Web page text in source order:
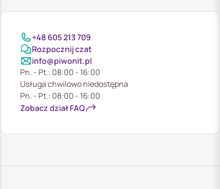
+48 605 213 709
Rozpocznij czat
info@piwonit.pl
Pn. - Pt.: 08:00 - 16:00
Usługa chwilowo niedostępna
Pn. - Pt.: 08:00 - 16:00
Zobacz dział FAQ